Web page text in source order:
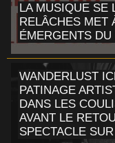
LA MUSIQUE SE
RELÂCHES MET
ÉMERGENTS
WANDERLUST
PATINAGE
DANS LES
AVANT LE
SPECTACLE